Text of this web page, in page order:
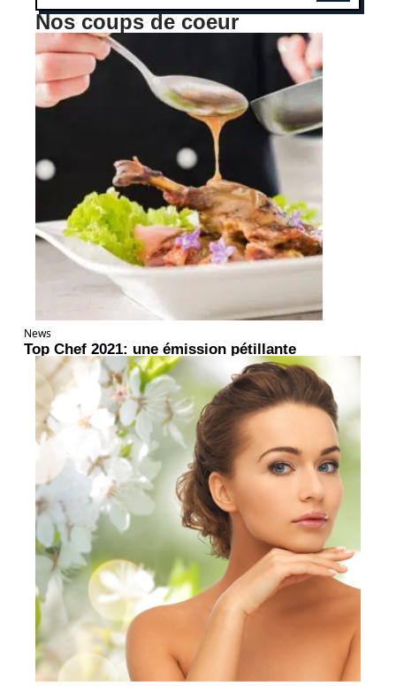
Nos coups de coeur
News
Top Chef 2021: une émission pétillante